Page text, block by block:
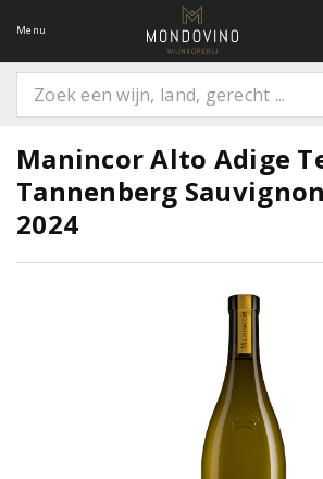
Menu
Manincor Alto Adige
Tannenberg
2024